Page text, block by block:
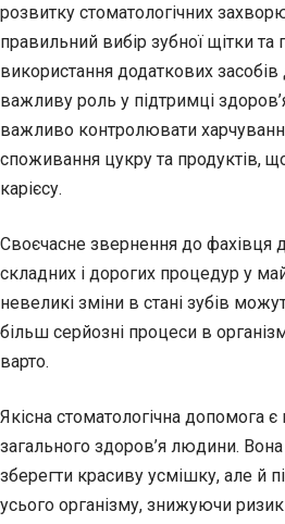
розвитку стоматологічних
правильний вибір зубної щітки та
використання додаткових засобів
важливу роль у підтримці
важливо контролювати
споживання цукру та продуктів,
карієсу.
Своєчасне звернення до фахівця
складних і дорогих процедур у
невеликі зміни в стані зубів
більш серйозні процеси в
варто.
Якісна стоматологічна допомога
загального здоров’я людини.
зберегти красиву усмішку, але й
усього організму, знижуючи